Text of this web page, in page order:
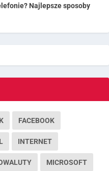
Najlepsze sposoby
FACEBOOK
INTERNET
MICROSOFT